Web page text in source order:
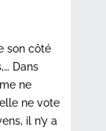
son côté
Dans
ne
ne vote
il n’y a